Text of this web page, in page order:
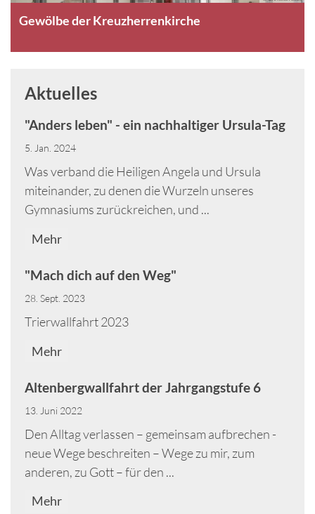
Gewölbe der Kreuzherrenkirche
Aktuelles
"Anders leben" - ein nachhaltiger Ursula-Tag
5. Jan. 2024
Was verband die Heiligen Angela und Ursula
miteinander, zu denen die Wurzeln unseres
Gymnasiums zurückreichen, und ...
Mehr
"Mach dich auf den Weg"
28. Sept. 2023
Trierwallfahrt 2023
Mehr
Altenbergwallfahrt der Jahrgangstufe 6
13. Juni 2022
Den Alltag verlassen – gemeinsam aufbrechen -
neue Wege beschreiten – Wege zu mir, zum
anderen, zu Gott – für den ...
Mehr